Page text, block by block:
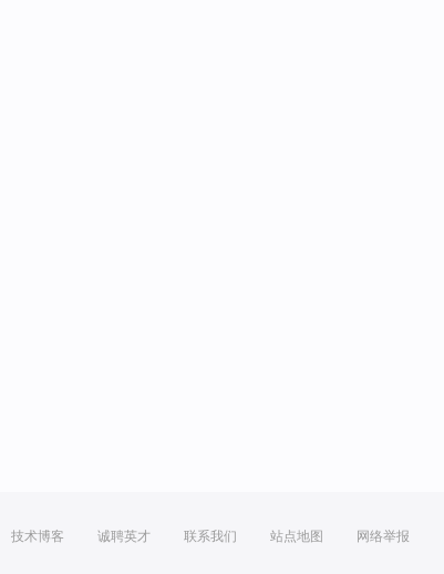
技术博客 诚聘英才 联系我们 站点地图 网络举报